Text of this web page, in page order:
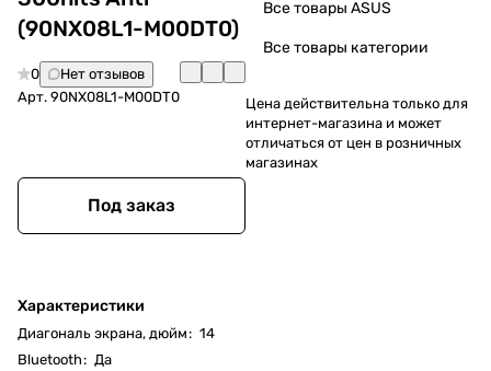
(90NX08L1-M00DT0)
0
Нет отзывов
Арт. 90NX08L1-M00DT0
Под заказ
Характеристики
Диагональ экрана, дюйм: 14
Bluetooth: Да
Все товары ASUS
Все товары категории
Цена действительна только для
интернет-магазина и может
отличаться от цен в розничных
магазинах